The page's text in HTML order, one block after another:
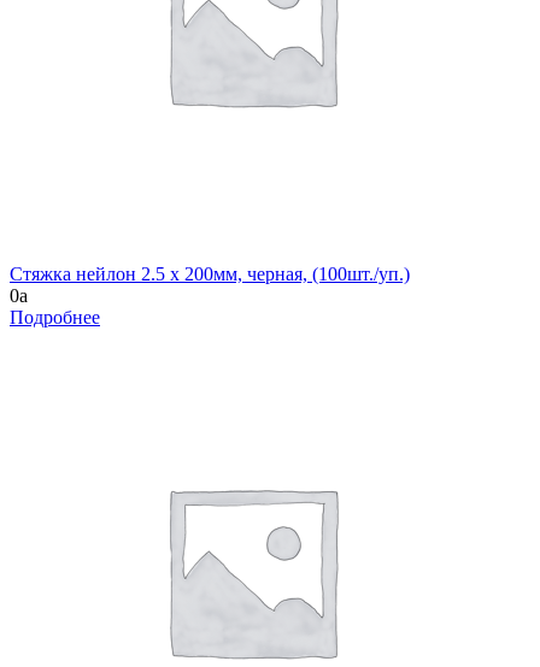
Cтяжка нейлон 2.5 х 200мм, черная, (100шт./уп.)
0a
Подробнее